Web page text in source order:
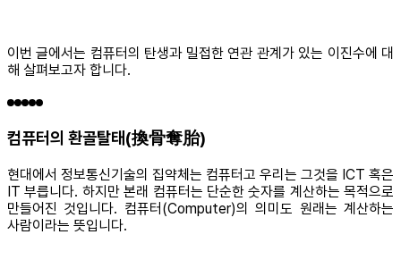
이번 글에서는 컴퓨터의 탄생과 밀접한 연관 관계가 있는 이진수에 대
해 살펴보고자 합니다.
컴퓨터의 환골탈태(換骨奪胎)
현대에서 정보통신기술의 집약체는 컴퓨터고 우리는 그것을 ICT 혹은
IT 부릅니다. 하지만 본래 컴퓨터는 단순한 숫자를 계산하는 목적으로
만들어진 것입니다. 컴퓨터(Computer)의 의미도 원래는 계산하는
사람이라는 뜻입니다.